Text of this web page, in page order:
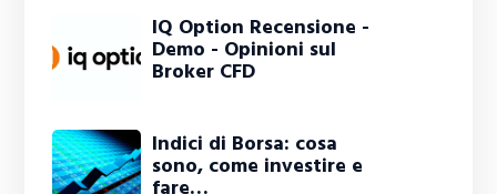
IQ Option Recensione -
Demo - Opinioni sul
Broker CFD
Indici di Borsa: cosa
sono, come investire e